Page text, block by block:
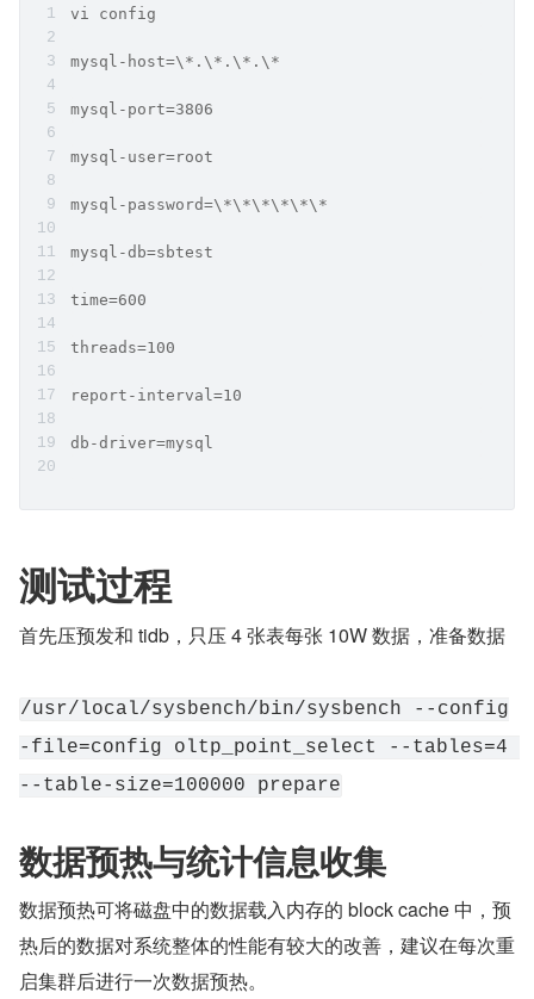
vi config
mysql-host=\*.\*.\*.\*
mysql-port=3806
mysql-user=root
mysql-password=\*\*\*\*\*\*
mysql-db=sbtest
time=600
threads=100
report-interval=10
db-driver=mysql
测试过程
首先压预发和 tidb，只压 4 张表每张 10W 数据，准备数据
/usr/local/sysbench/bin/sysbench --config
-file=config oltp_point_select --tables=4
--table-size=100000 prepare
数据预热与统计信息收集
数据预热可将磁盘中的数据载入内存的 block cache 中，预
热后的数据对系统整体的性能有较大的改善，建议在每次重
启集群后进行一次数据预热。